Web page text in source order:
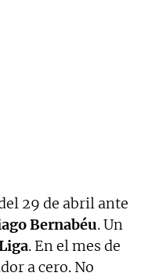
29 de abril ante
Bernabéu. Un
. En el mes de
a cero. No